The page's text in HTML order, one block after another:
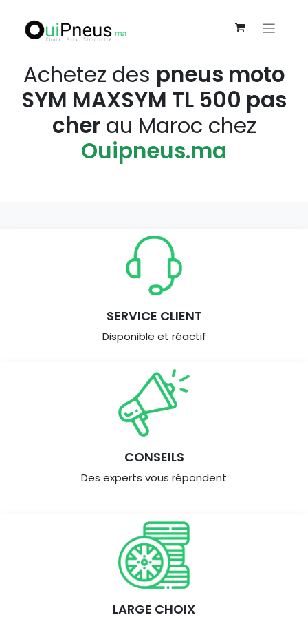
Achetez des pneus moto
SYM MAXSYM TL 500 pas
cherau Maroc chez
Ouipneus.ma
SERVICE CLIENT
Disponible et réactif
CONSEILS
Des experts vous répondent
LARGE CHOIX